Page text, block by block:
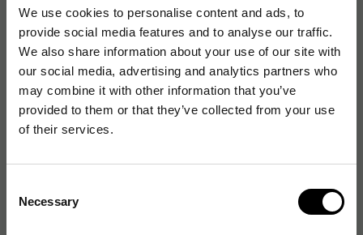
We use cookies to personalise content and ads, to
provide social media features and to analyse our traffic.
We also share information about your use of our site with
our social media, advertising and analytics partners who
may combine it with other information that you’ve
provided to them or that they’ve collected from your use
of their services.
Selection
Necessary
Design
Ergonomi